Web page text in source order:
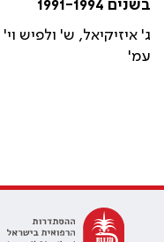
בשנים 1991-1994
ג' איזיקיאל, ש' ולפיש וי'
עמ'